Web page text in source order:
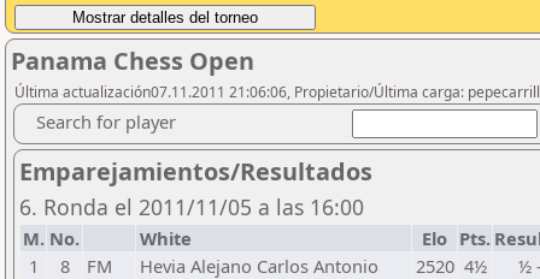
Panama Chess Open
Última actualización07.11.2011 21:06:06, Propietario/Última carga:
Search for player
Emparejamientos/Resultados
6. Ronda el 2011/11/05 a las 16:00
M. No. White Elo Pts.
1
8 FM Hevia Alejano Carlos Antonio 2520 4½
½